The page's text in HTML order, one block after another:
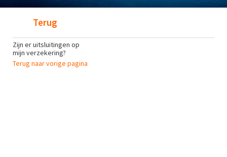
Terug
Zijn er uitsluitingen op
mijn verzekering?
Terug naar vorige pagina